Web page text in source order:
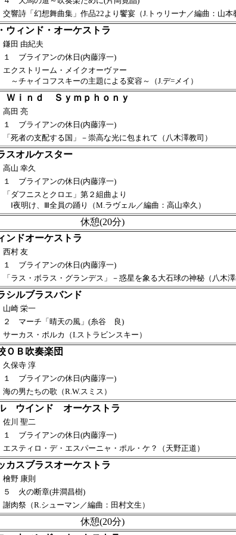
交響詩「幻想舞曲集」作品22より饗宴（J.トゥリーナ／編曲：山本
ウィンド・オーケストラ
鎌田 由紀夫
１ ブライアンの休日(内藤淳一)
エクストリーム・メイクオーヴァー
～チャイコフスキーの主題による変容～（J.デ=メイ）
Ｗｉｎｄ Ｓｙｍｐｈｏｎｙ
高田 亮
１ ブライアンの休日(内藤淳一)
「死者の支配する国」－崇高な光に包まれて（八木澤教司）
スオルケスター
高山 幸久
１ ブライアンの休日(内藤淳一)
「ダフニスとクロエ」第２組曲より
Ⅰ夜明け、Ⅲ全員の踊り（M.ラヴェル／編曲：高山幸久）
休憩(20分)
ンドオーケストラ
西村 友
１ ブライアンの休日(内藤淳一)
「ラス・ボラス・グランデス」－惑星を象る大石球の神秘（八木
シルブラスバンド
山崎 栄一
２ マーチ「晴天の風」(糸谷 良)
サーカス・ポルカ（I.ストラビンスキー）
ＯＢ吹奏楽団
久保寺 淳
１ ブライアンの休日(内藤淳一)
海の男たちの歌（R.W.スミス）
ウインド オーケストラ
佐川 聖二
１ ブライアンの休日(内藤淳一)
エスティロ・デ・エスパーニャ・ポル・ケ？（天野正道）
カスブラスオーケストラ
檜野 康則
５ 火の断章(井澗昌樹)
謝肉祭（R.シューマン／編曲：田村文生）
休憩(20分)